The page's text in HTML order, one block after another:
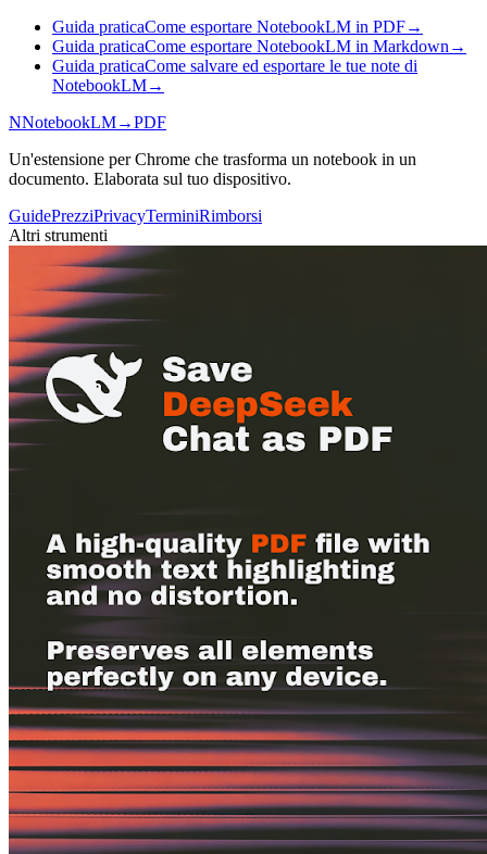
Guida praticaCome esportare NotebookLM in PDF→
Guida praticaCome esportare NotebookLM in Markdown →
Guida praticaCome salvare ed esportare le tue note di
NotebookLM→
NNotebookLM→PDF
Un'estensione per Chrome che trasforma un notebook in un
documento. Elaborata sul tuo dispositivo.
GuidePrezziPrivacyTerminiRimborsi
Altri strumenti